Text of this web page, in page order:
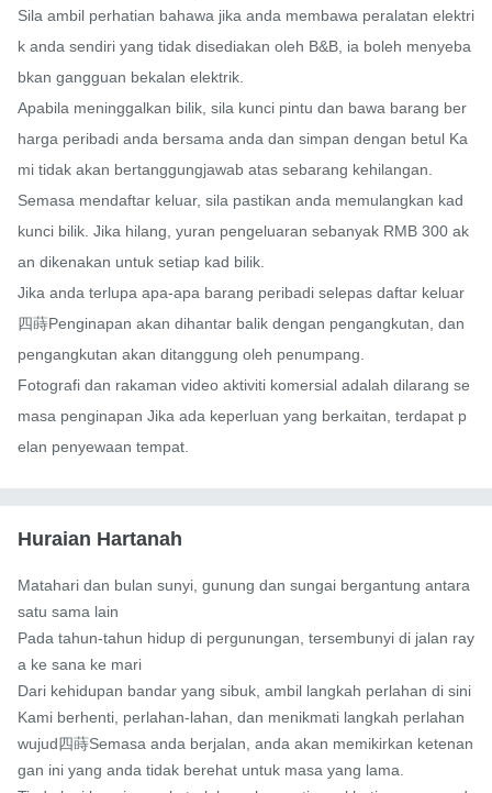
Sila ambil perhatian bahawa jika anda membawa peralatan elektri
k anda sendiri yang tidak disediakan oleh B&B, ia boleh menyeba
bkan gangguan bekalan elektrik.
Apabila meninggalkan bilik, sila kunci pintu dan bawa barang ber
harga peribadi anda bersama anda dan simpan dengan betul Ka
mi tidak akan bertanggungjawab atas sebarang kehilangan.
Semasa mendaftar keluar, sila pastikan anda memulangkan kad
kunci bilik. Jika hilang, yuran pengeluaran sebanyak RMB 300 ak
an dikenakan untuk setiap kad bilik.
Jika anda terlupa apa-apa barang peribadi selepas daftar keluar
四蒔Penginapan akan dihantar balik dengan pengangkutan, dan
pengangkutan akan ditanggung oleh penumpang.
Fotografi dan rakaman video aktiviti komersial adalah dilarang se
masa penginapan Jika ada keperluan yang berkaitan, terdapat p
elan penyewaan tempat.
Huraian Hartanah
Matahari dan bulan sunyi, gunung dan sungai bergantung antara
satu sama lain
Pada tahun-tahun hidup di pergunungan, tersembunyi di jalan ray
a ke sana ke mari
Dari kehidupan bandar yang sibuk, ambil langkah perlahan di sini
Kami berhenti, perlahan-lahan, dan menikmati langkah perlahan
wujud四蒔Semasa anda berjalan, anda akan memikirkan ketenan
gan ini yang anda tidak berehat untuk masa yang lama.